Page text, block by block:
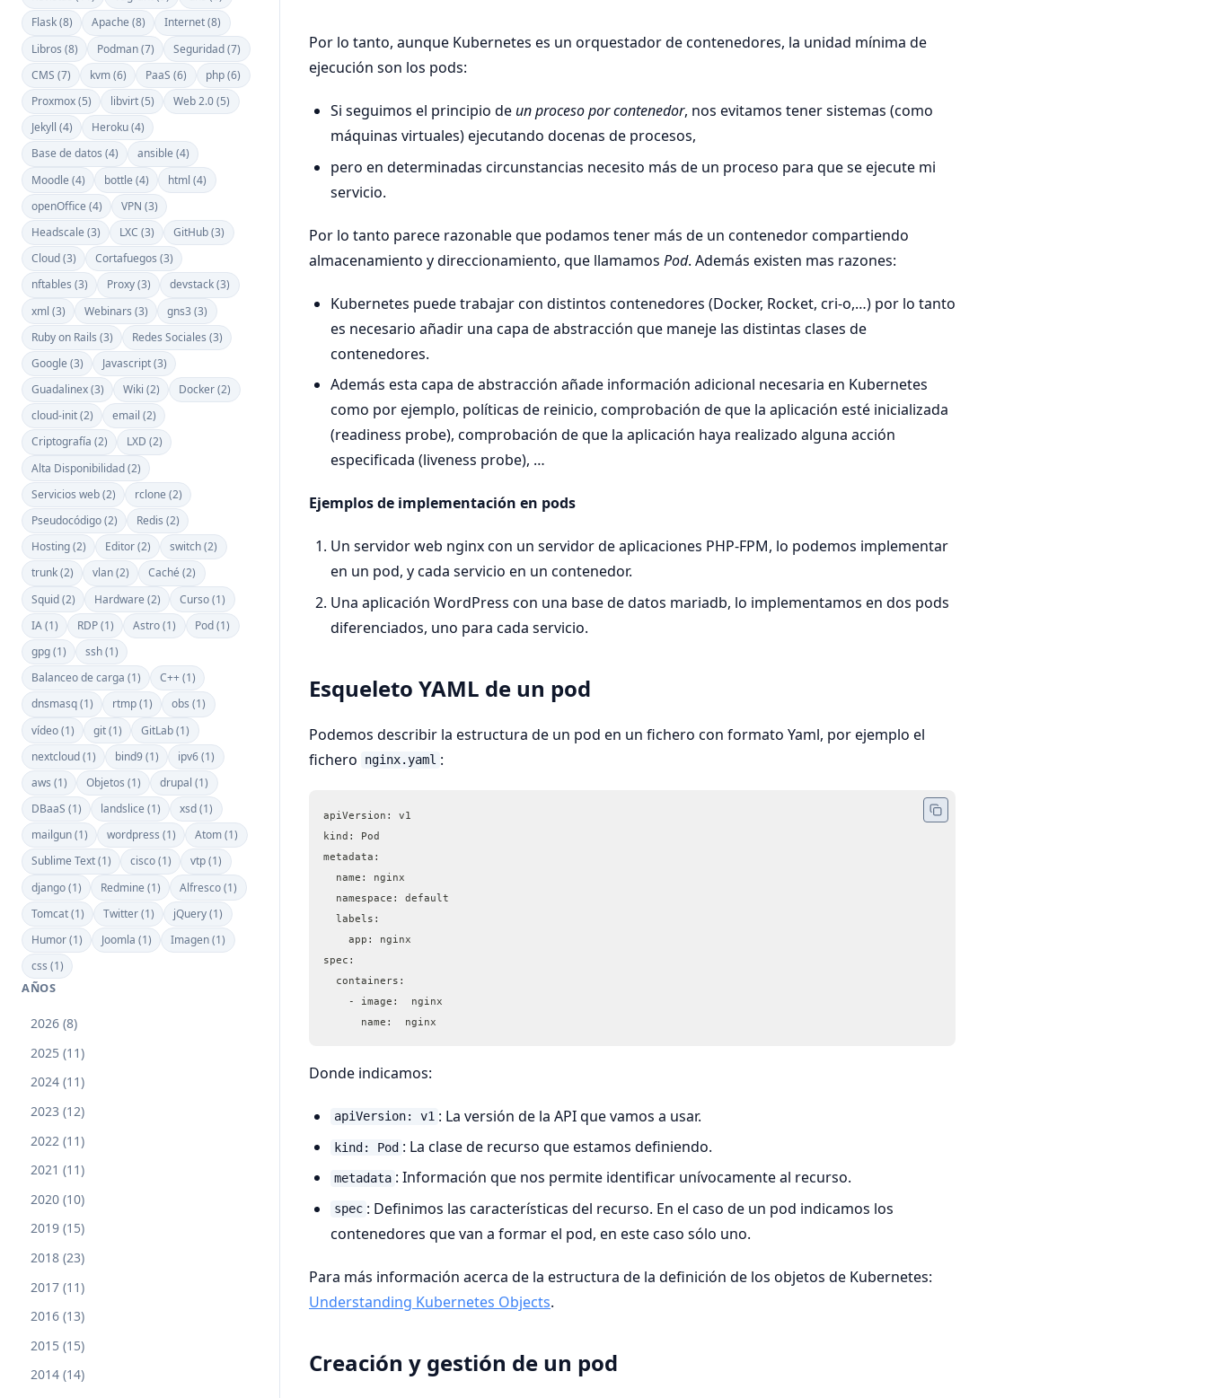
Flask (8)
Apache (8)
Internet (8)
Libros (8)
Podman (7)
Seguridad (7)
CMS (7)
kvm (6) PaaS (6)
php (6)
Proxmox (5)
libvirt (5)
Web 2.0 (5)
Jekyll (4)
Heroku (4)
Base de datos (4)
ansible (4)
Moodle (4)
bottle (4)
html (4)
openOffice (4)
VPN (3)
Headscale (3)
LXC (3)
GitHub (3)
Cloud (3)
Cortafuegos (3)
nftables (3)
Proxy (3)
devstack (3)
xml (3)
Webinars (3)
gns3 (3)
Ruby on Rails (3)
Redes Sociales (3)
Google (3)
Javascript (3)
Guadalinex (3)
Wiki (2)
Docker (2)
cloud-init (2)
email (2)
Criptografía (2)
LXD (2)
Alta Disponibilidad (2)
Servicios web (2)
rclone (2)
Pseudocódigo (2)
Redis (2)
Hosting (2)
Editor (2)
switch (2)
trunk (2)
vlan (2)
Caché (2)
Squid (2)
Hardware (2)
Curso (1)
IA (1)
RDP (1) Astro (1)
Pod (1)
gpg (1)
ssh (1)
Balanceo de carga (1)
C++ (1)
dnsmasq (1)
rtmp (1)
obs (1)
vídeo (1)
git (1)
GitLab (1)
nextcloud (1)
bind9 (1)
ipv6 (1)
aws (1)
Objetos (1)
drupal (1)
DBaaS (1)
landslice (1)
xsd (1)
mailgun (1)
wordpress (1)
Atom (1)
Sublime Text (1)
cisco (1)
vtp (1)
django (1)
Redmine (1)
Alfresco (1)
Tomcat (1)
Twitter (1)
jQuery (1)
Humor (1)
Joomla (1)
Imagen (1)
css (1)
AÑOS
2026 (8)
2025 (11)
2024 (11)
2023 (12)
2022 (11)
2021 (11)
2020 (10)
2019 (15)
2018 (23)
2017 (11)
2016 (13)
2015 (15)
2014 (14)
Por lo tanto, aunque Kubernetes es un orquestador de contenedores, la unidad mínima de
ejecución son los pods:
Si seguimos el principio deun proceso por contenedor, nos evitamos tener sistemas (como
máquinas virtuales) ejecutando docenas de procesos,
pero en determinadas circunstancias necesito más de un proceso para que se ejecute mi
servicio.
Por lo tanto parece razonable que podamos tener más de un contenedor compartiendo
almacenamiento y direccionamiento, que llamamos Pod. Además existen mas razones:
Kubernetes puede trabajar con distintos contenedores (Docker, Rocket, cri-o,…) por lo tanto
es necesario añadir una capa de abstracción que maneje las distintas clases de
contenedores.
Además esta capa de abstracción añade información adicional necesaria en Kubernetes
como por ejemplo, políticas de reinicio, comprobación de que la aplicación esté inicializada
(readiness probe), comprobación de que la aplicación haya realizado alguna acción
especificada (liveness probe), …
Ejemplos de implementación en pods
Un servidor web nginx con un servidor de aplicaciones PHP-FPM, lo podemos implementar
en un pod, y cada servicio en un contenedor.
Una aplicación WordPress con una base de datos mariadb, lo implementamos en dos pods
diferenciados, uno para cada servicio.
Esqueleto YAML de un pod
Podemos describir la estructura de un pod en un fichero con formato Yaml, por ejemplo el
fichero
nginx.yaml :
apiVersion: v1
kind: Pod
metadata:
  name: nginx
  namespace: default
  labels:
    app: nginx
spec:
  containers:
    - image:  nginx
      name:  nginx
Donde indicamos:
apiVersion: v1 : La versión de la API que vamos a usar.
kind: Pod : La clase de recurso que estamos definiendo.
metadata : Información que nos permite identificar unívocamente al recurso.
spec : Definimos las características del recurso. En el caso de un pod indicamos los
contenedores que van a formar el pod, en este caso sólo uno.
Para más información acerca de la estructura de la definición de los objetos de Kubernetes:
Understanding Kubernetes Objects.
Creación y gestión de un pod